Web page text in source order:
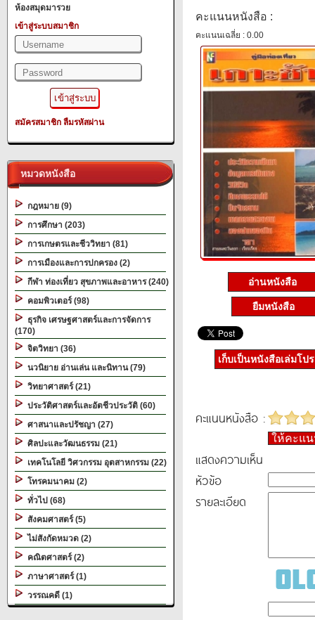
ห้องสมุดมารวย
เข้าสู่ระบบสมาชิก
สมัครสมาชิก ลืมรหัสผ่าน
หมวดหนังสือ
กฎหมาย (9)
การศึกษา (203)
การเกษตรและชีววิทยา (81)
การเมืองและการปกครอง (2)
กีฬา ท่องเที่ยว สุขภาพและอาหาร (240)
คอมพิวเตอร์ (98)
ธุรกิจ เศรษฐศาสตร์และการจัดการ
(170)
จิตวิทยา (36)
นวนิยาย อ่านเล่น และนิทาน (79)
วิทยาศาสตร์ (21)
ประวัติศาสตร์และอัตชีวประวัติ (60)
ศาสนาและปรัชญา (27)
ศิลปะและวัฒนธรรม (21)
เทคโนโลยี วิศวกรรม อุตสาหกรรม (22)
โทรคมนาคม (2)
ทั่วไป (68)
สังคมศาสตร์ (5)
ไม่สังกัดหมวด (2)
คณิตศาสตร์ (2)
ภาษาศาสตร์ (1)
วรรณคดี (1)
คะแนนหนังสือ :
คะแนนเฉลี่ย : 0.00
อ่านหนังสือ
ยืมหนังสือ
เก็บเป็นหนังสือเล่มโป
คะแนนหนังสือ :
ให้คะแ
แสดงความเห็น
หัวข้อ
รายละเอียด